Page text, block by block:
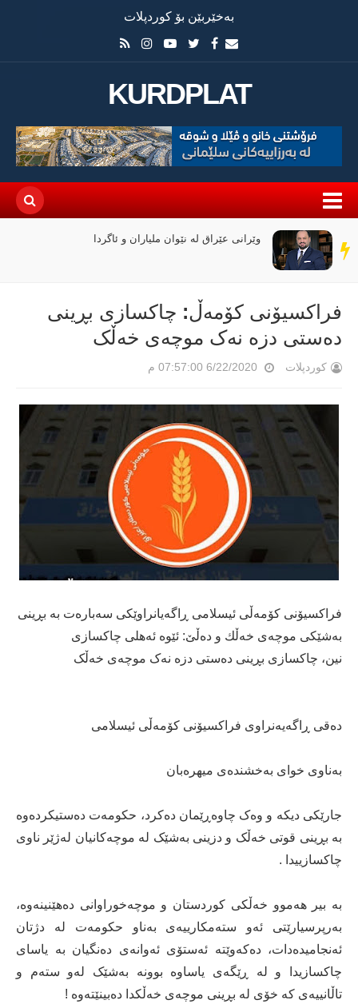
بەخێربێن بۆ کوردپلات
KURDPLAT
سەر
دێڕ
وێرانی عێراق لە نێوان ملیاران و ئاگردا
فراكسیۆنی كۆمەڵ: چاکسازی بڕینی
دەستی دزە نەک موچەی خەڵک
کوردپلات 6/22/2020 07:57:00 م
فراكسیۆنی كۆمەڵی ئیسلامی ڕاگەیانراوێكی سەبارەت بە بڕینی
بەشێكی موچەی خەڵك و دەڵێ: ئێوە ئەهلی چاكسازی
نین، چاکسازی بڕینی دەستی دزە نەک موچەی خەڵک
دەقی ڕاگەیەنراوی فراكسیۆنی كۆمەڵی ئیسلامی
بەناوی خوای بەخشندەی میهرەبان
جارێکی دیکە و وەک چاوەڕێمان دەکرد، حكومه‌ت دەستیکردەوە
بە بڕینی قوتی خەڵک و دزینی بەشێک لە موچەکانیان لەژێر ناوی
چاکسازییدا .
بە بیر هەموو خەڵکی کوردستان و موچەخوراوانی دەهێنینەوە،
بەرپرسیارێتی ئەو ستەمکارییەی بەناو حکومەت لە دژتان
ئەنجامیدەدات، دەکەوێتە ئەستۆی ئەوانەی دەنگیان بە یاسای
چاکسازیدا و لە ڕێگەی یاساوە بوونە بەشێک لەو ستەم و
تاڵانییەی کە خۆی لە بڕینی موچەی خەڵکدا دەبینێتەوە !